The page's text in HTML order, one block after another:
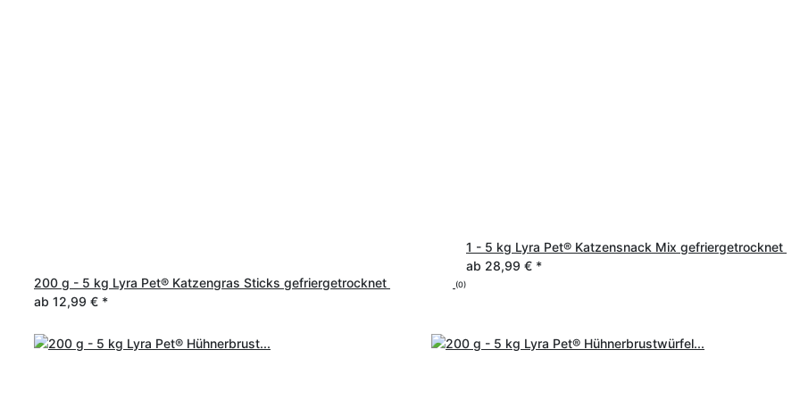
200 g - 5 kg Lyra Pet® Katzengras Sticks gefriergetrocknet (0)
ab 12,99 € *
1 - 5 kg Lyra Pet® Katzensnack Mix gefriergetrocknet
ab 28,99 € *